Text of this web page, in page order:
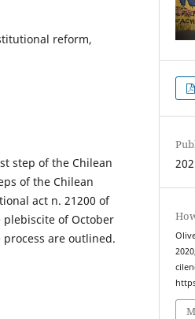
reform,
step of the Chilean
of the Chilean
act n. 21200 of
plebiscite of October
are outlined.